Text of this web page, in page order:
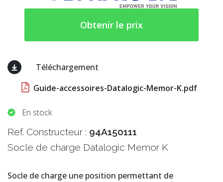
Obtenir le prix
Téléchargement
Guide-accessoires-Datalogic-Memor-K.pdf
En stock
Ref. Constructeur : 94A150111
Socle de charge Datalogic Memor K
Socle de charge une position permettant de